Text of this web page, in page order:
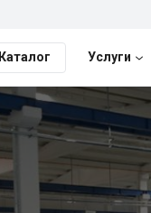
Каталог Услуги